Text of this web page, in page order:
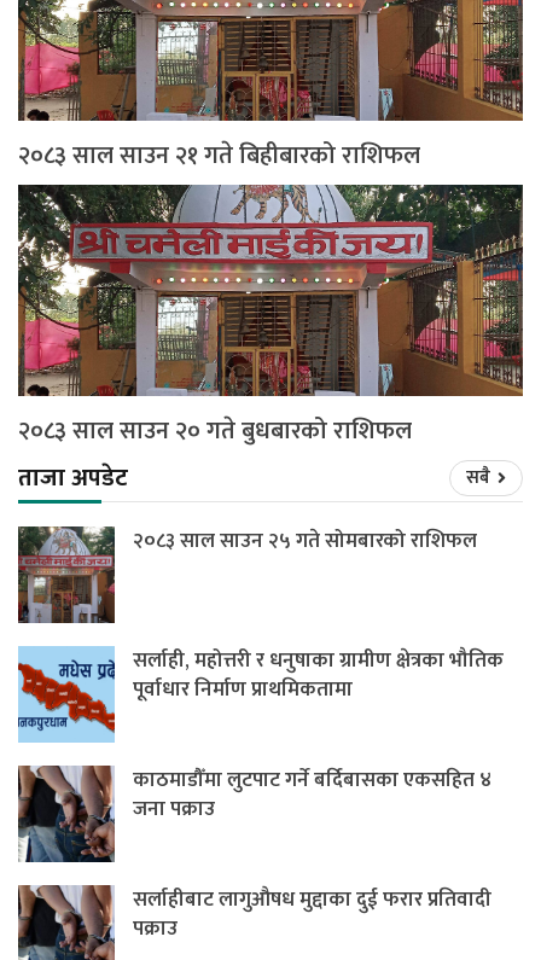
२०८३ साल साउन २१ गते बिहीबारको राशिफल
२०८३ साल साउन २० गते बुधबारको राशिफल
ताजा अपडेट
सबै
२०८३ साल साउन २५ गते सोमबारको राशिफल
सर्लाही, महोत्तरी र धनुषाका ग्रामीण क्षेत्रका भौतिक
पूर्वाधार निर्माण प्राथमिकतामा
काठमाडौँमा लुटपाट गर्ने बर्दिबासका एकसहित ४
जना पक्राउ
सर्लाहीबाट लागुऔषध मुद्दाका दुई फरार प्रतिवादी
पक्राउ